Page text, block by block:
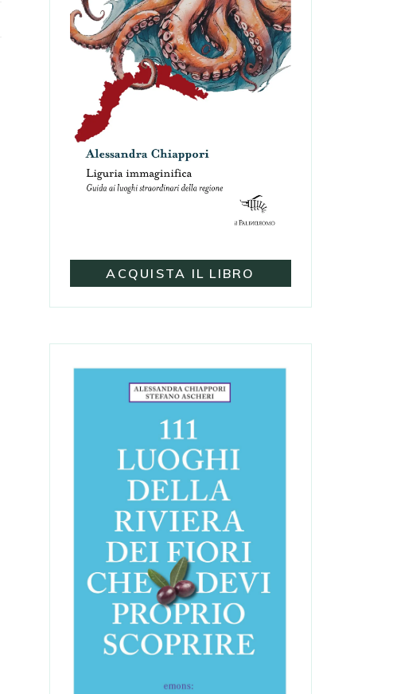
ACQUISTA IL LIBRO